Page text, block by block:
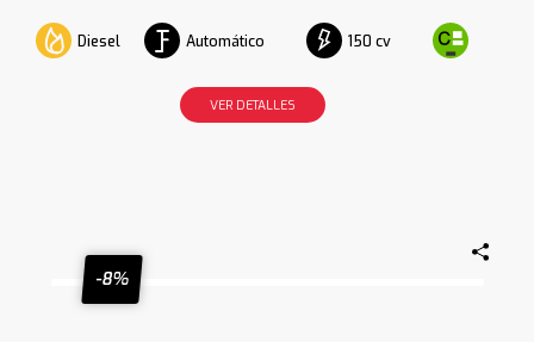
Diesel Automático 150 cv
VER DETALLES
-8%